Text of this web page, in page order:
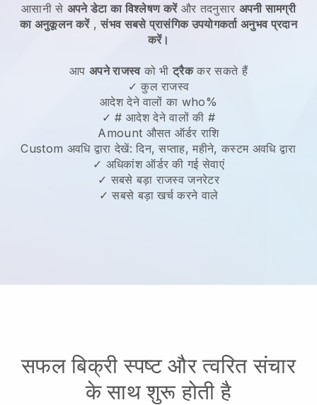
आसानी से अपने डेटा का विश्लेषण करेंऔर तदनुसार अपनी सामग्री
का अनुकूलन करें,संभव सबसे प्रासंगिक उपयोगकर्ता अनुभव प्रदान
करें।
आप अपने राजस्वको भीट्रैककर सकते हैं
✓ कुल राजस्व
आदेश देने वालों का who%
✓ # आदेश देने वालों की #
Amount औसत ऑर्डर राशि
Custom अवधि द्वारा देखें: दिन, सप्ताह, महीने, कस्टम अवधि द्वारा
✓ अधिकांश ऑर्डर की गई सेवाएं
✓ सबसे बड़ा राजस्व जनरेटर
✓ सबसे बड़ा खर्च करने वाले
सफल बिक्री स्पष्ट और त्वरित संचार
के साथ शुरू होती है